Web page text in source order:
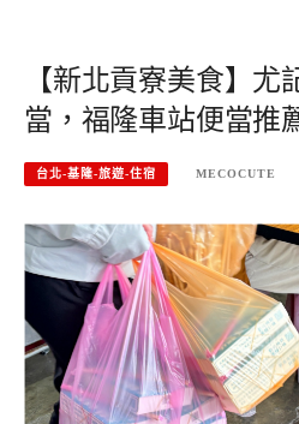
【新北貢寮美食】尤
當，福隆車站便當推
台北-基隆-旅遊-住宿 MECOCUTE